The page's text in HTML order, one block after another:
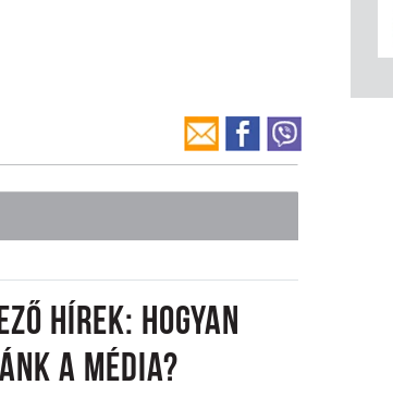
hírek: Hogyan
a média?